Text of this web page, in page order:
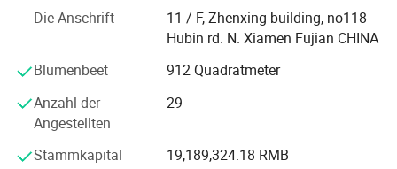
Wir haben Erfahrung im Export in mehr als 70 Länder für
Militär-und Polizeibedarf, mit jährlichen Exportumsatz
über $60, 000, 000,00. Unser Hauptgeschäft ist die
ausländische Regierungsbehörden. Außer dem arbeiten
wir auch mit einigen bekannten Marken für taktische und
Outdoor-Artikel zusammen.
Die Anschrift
11 / F, Zhenxing building, no118
Hubin rd. N. Xiamen Fujian CHINA
Blumenbeet
912 Quadratmeter
Anzahl der
Angestellten
29
Stammkapital
19,189,324.18 RMB